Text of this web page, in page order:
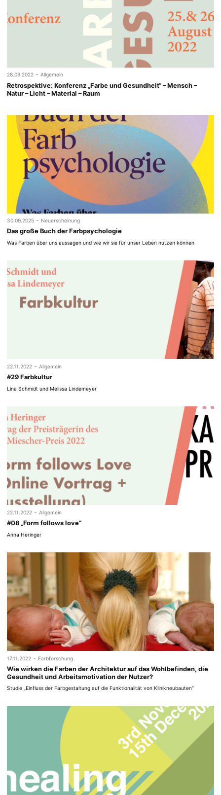
28.09.2022 - Allgemein
Retrospektive: Konferenz „Farbe und Gesundheit“ – Mensch –
Natur – Licht – Material – Raum
30.09.2025 - Neuerscheinung
Das große Buch der Farbpsychologie
Was Farben über uns aussagen und wie wir sie für unser Leben nutzen können
22.11.2022 - Allgemein
#29 Farbkultur
Lina Schmidt und Melissa Lindemeyer
22.11.2022 - Allgemein
#08 „Form follows love“
Anna Heringer
17.11.2022 - Farbforschung
Wie wirken die Farben der Architektur auf das Wohlbefinden, die
Gesundheit und Arbeitsmotivation der Nutzer?
Studie „Einfluss der Farbgestaltung auf die Funktionalität von Klinikneubauten“